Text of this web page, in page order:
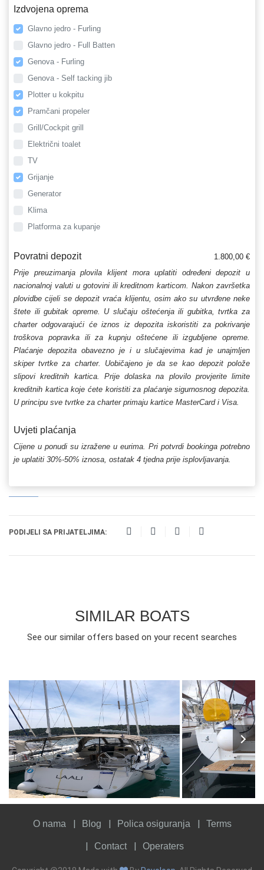
Izdvojena oprema
Glavno jedro - Furling
Glavno jedro - Full Batten
Genova - Furling
Genova - Self tacking jib
Plotter u kokpitu
Pramčani propeler
Grill/Cockpit grill
Električni toalet
TV
Grijanje
Generator
Klima
Platforma za kupanje
Povratni depozit
1.800,00 €
Prije preuzimanja plovila klijent mora uplatiti određeni depozit u
nacionalnoj valuti u gotovini ili kreditnom karticom. Nakon završetka
plovidbe cijeli se depozit vraća klijentu, osim ako su utvrđene neke
štete ili gubitak opreme. U slučaju oštećenja ili gubitka, tvrtka za
charter odgovarajući će iznos iz depozita iskoristiti za pokrivanje
troškova popravka ili za kupnju oštećene ili izgubljene opreme.
Plaćanje depozita obavezno je i u slučajevima kad je unajmljen
skiper tvrtke za charter. Uobičajeno je da se kao depozit polože
slipovi kreditnih kartica. Prije dolaska na plovilo provjerite limite
kreditnih kartica koje ćete koristiti za plaćanje sigurnosnog depozita.
U principu sve tvrtke za charter primaju kartice MasterCard i Visa.
Uvjeti plaćanja
Cijene u ponudi su izražene u eurima. Pri potvrdi bookinga potrebno
je uplatiti 30%-50% iznosa, ostatak 4 tjedna prije isplovljavanja.
PODIJELI SA PRIJATELJIMA:
SIMILAR BOATS
See our similar offers based on your recent searches
8
PERSON
2016
YEAR CABINS
FROM 700€ 8
PERSON
2021 3
O nama Blog Polica osiguranja Terms
Contact Operaters